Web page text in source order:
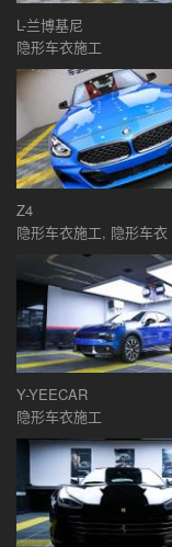
L-兰博基尼
隐形车衣施工
Z4
隐形车衣施工, 隐形车衣
Y-YEECAR
隐形车衣施工